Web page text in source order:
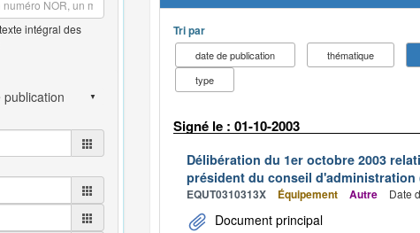
intégral des
Tri par
date de publication thématique
type
Signé le : 01-10-2003
Délibération du 1er octobre 2003
président du conseil
EQUT0310313X Équipement Autre Date
Document principal